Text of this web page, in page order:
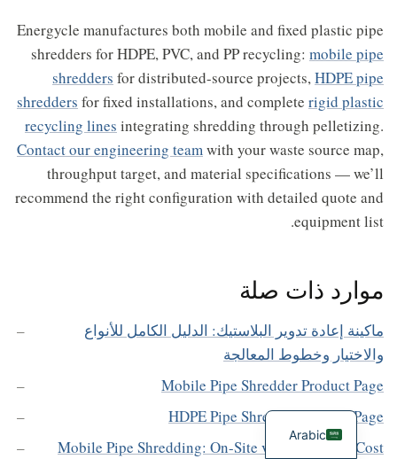
Energycle manufactures both mobile and fixed plastic pipe
shredders for HDPE, PVC, and PP recycling: mobile pipe
shredders for distributed-source projects,HDPE pipe
shredders for fixed installations, and complete rigid plastic
recycling lines integrating shredding through pelletizing.
Contact our engineering teamwith your waste source map,
throughput target, and material specifications — we’ll
recommend the right configuration with detailed quote and
equipment list.
موارد ذات صلة
ماكينة إعادة تدوير البلاستيك: الدليل الكامل للأنواع
والاختيار وخطوط المعالجة
Mobile Pipe Shredder Product Page
HDPE Pipe Shredder Product Page
Mobile Pipe Shredding: On-Site vs Centralized Cost
Arabic